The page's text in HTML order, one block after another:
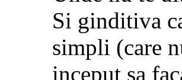
Si ginditiva
simpli (care
inceput sa